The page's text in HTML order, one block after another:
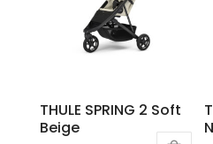
THULE SPRING 2 Soft
Beige